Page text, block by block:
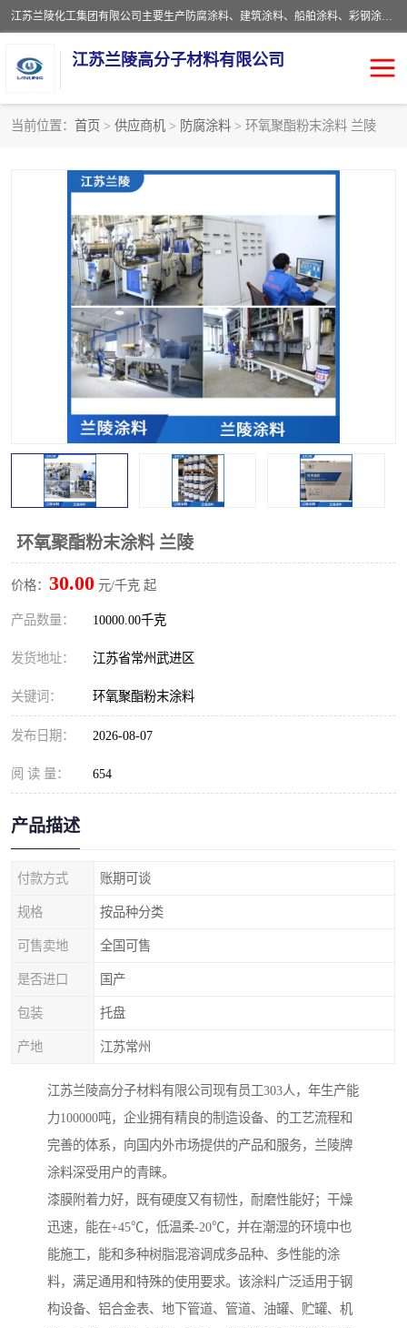
江苏兰陵化工集团有限公司主要生产防腐涂料、建筑涂料、船舶涂料、彩钢涂料、粉末涂料五大类产品，具备10 万吨年生产能力，可以提供优质精良的涂装施工服务，产品广销全国各地，大量出口亚非欧及拉美等国家。
江苏兰陵高分子材料有限公司
当前位置： 首页 > 供应商机 > 防腐涂料 > 环氧聚酯粉末涂料 兰陵
环氧聚酯粉末涂料 兰陵
价格： 30.00 元/千克 起
产品数量： 10000.00千克
发货地址： 江苏省常州武进区
关键词： 环氧聚酯粉末涂料
发布日期： 2026-08-07
阅 读 量： 654
产品描述
付款方式 账期可谈
规格 按品种分类
可售卖地 全国可售
是否进口 国产
包装 托盘
产地 江苏常州
江苏兰陵高分子材料有限公司现有员工303人，年生产能
力100000吨，企业拥有精良的制造设备、的工艺流程和
完善的体系，向国内外市场提供的产品和服务，兰陵牌
涂料深受用户的青睐。
漆膜附着力好，既有硬度又有韧性，耐磨性能好；干燥
迅速，能在+45℃，低温柔-20℃，并在潮湿的环境中也
能施工，能和多种树脂混溶调成多品种、多性能的涂
料，满足通用和特殊的使用要求。该涂料广泛适用于钢
构设备、铝合金表、地下管道、管道、油罐、贮罐、机
船舶涂料 风电专用涂料
彩钢涂料 粉末涂料
聚脲涂料 流体机械专用涂料
建筑涂料